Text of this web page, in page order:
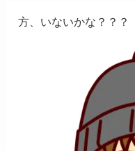
？？？『ふくやまつ